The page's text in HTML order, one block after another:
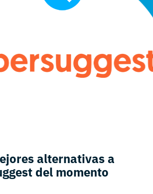
alternativas a
del momento